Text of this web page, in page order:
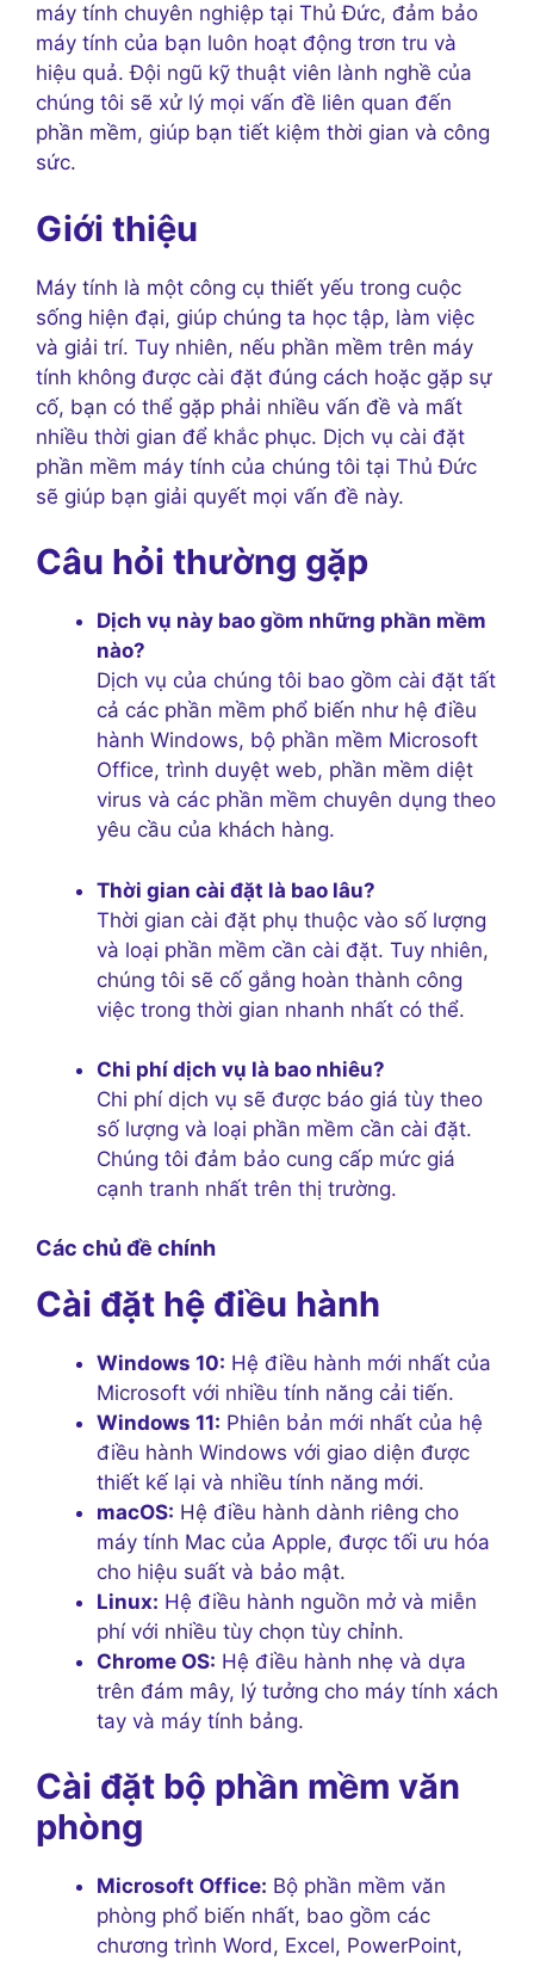
máy tính chuyên nghiệp tại Thủ Đức, đảm bảo
máy tính của bạn luôn hoạt động trơn tru và
hiệu quả. Đội ngũ kỹ thuật viên lành nghề của
chúng tôi sẽ xử lý mọi vấn đề liên quan đến
phần mềm, giúp bạn tiết kiệm thời gian và công
sức.
Giới thiệu
Máy tính là một công cụ thiết yếu trong cuộc
sống hiện đại, giúp chúng ta học tập, làm việc
và giải trí. Tuy nhiên, nếu phần mềm trên máy
tính không được cài đặt đúng cách hoặc gặp sự
cố, bạn có thể gặp phải nhiều vấn đề và mất
nhiều thời gian để khắc phục. Dịch vụ cài đặt
phần mềm máy tính của chúng tôi tại Thủ Đức
sẽ giúp bạn giải quyết mọi vấn đề này.
Câu hỏi thường gặp
Dịch vụ này bao gồm những phần mềm
nào?
Dịch vụ của chúng tôi bao gồm cài đặt tất
cả các phần mềm phổ biến như hệ điều
hành Windows, bộ phần mềm Microsoft
Office, trình duyệt web, phần mềm diệt
virus và các phần mềm chuyên dụng theo
yêu cầu của khách hàng.
Thời gian cài đặt là bao lâu?
Thời gian cài đặt phụ thuộc vào số lượng
và loại phần mềm cần cài đặt. Tuy nhiên,
chúng tôi sẽ cố gắng hoàn thành công
việc trong thời gian nhanh nhất có thể.
Chi phí dịch vụ là bao nhiêu?
Chi phí dịch vụ sẽ được báo giá tùy theo
số lượng và loại phần mềm cần cài đặt.
Chúng tôi đảm bảo cung cấp mức giá
cạnh tranh nhất trên thị trường.
Các chủ đề chính
Cài đặt hệ điều hành
Windows 10: Hệ điều hành mới nhất của
Microsoft với nhiều tính năng cải tiến.
Windows 11: Phiên bản mới nhất của hệ
điều hành Windows với giao diện được
thiết kế lại và nhiều tính năng mới.
macOS: Hệ điều hành dành riêng cho
máy tính Mac của Apple, được tối ưu hóa
cho hiệu suất và bảo mật.
Linux: Hệ điều hành nguồn mở và miễn
phí với nhiều tùy chọn tùy chỉnh.
Chrome OS: Hệ điều hành nhẹ và dựa
trên đám mây, lý tưởng cho máy tính xách
tay và máy tính bảng.
Cài đặt bộ phần mềm văn
phòng
Microsoft Office: Bộ phần mềm văn
phòng phổ biến nhất, bao gồm các
chương trình Word, Excel, PowerPoint,